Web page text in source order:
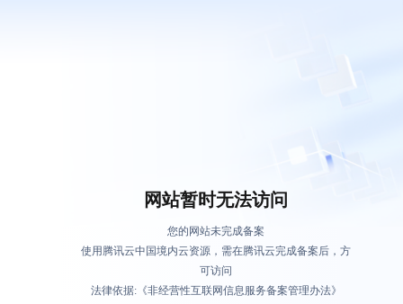
网站暂时无法访问
您的网站未完成备案
使用腾讯云中国境内云资源，需在腾讯云完成备案后，方
可访问
法律依据:《非经营性互联网信息服务备案管理办法》